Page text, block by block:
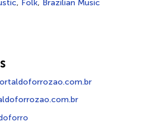
, Folk, Brazilian Music